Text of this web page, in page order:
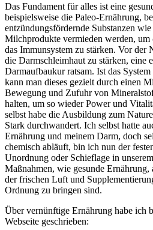
Das Fundament für alles ist eine
beispielsweise die Paleo-Ernährung,
entzündungsfördernde Substanzen
Milchprodukte vermieden werden, um
das Immunsystem zu stärken. Vor der
die Darmschleimhaut zu stärken, eine
Darmaufbaukur ratsam. Ist das
kann man dieses gezielt durch einen
Bewegung und Zufuhr von
halten, um so wieder Power und
selbst habe die Ausbildung zum
Stark durchwandert. Ich selbst hatte
Ernährung und meinem Darm, doch
chemisch abläuft, bin ich nun der
Unordnung oder Schieflage in
Maßnahmen, wie gesunde Ernährung,
der frischen Luft und
Ordnung zu bringen sind.
Über vernünftige Ernährung habe ich
Webseite geschrieben: